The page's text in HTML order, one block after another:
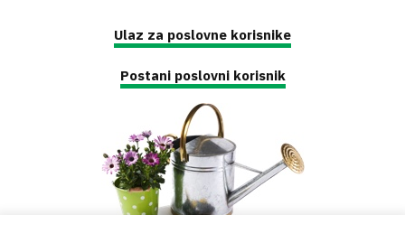
Ulaz za poslovne korisnike
Postani poslovni korisnik